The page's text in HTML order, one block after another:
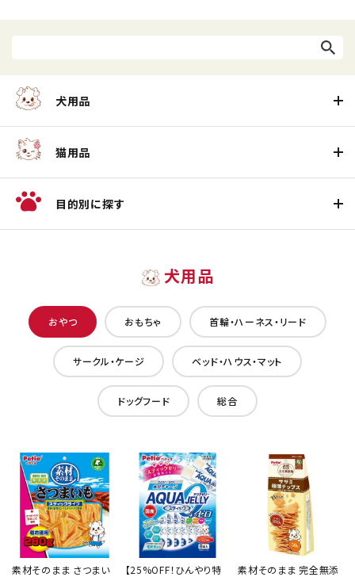
犬用品
猫用品
目的別に探す
犬用品
おやつ おもちゃ 首輪・ハーネス・リード
サークル・ケージ ベッド・ハウス・マット
ドッグフード 総合
素材そのまま さつまい
【25%OFF！ひんやり特
素材そのまま 完全無添